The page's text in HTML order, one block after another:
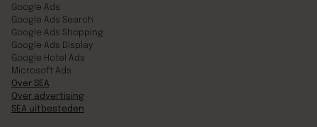
Google Ads
Google Ads Search
Google Ads Shopping
Google Ads Display
Google Hotel Ads
Microsoft Ads
Over SEA
Over advertising
SEA uitbesteden